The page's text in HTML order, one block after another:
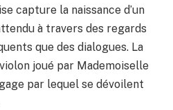
capture la naissance d’un
à travers des regards
que des dialogues. La
joué par Mademoiselle
par lequel se dévoilent